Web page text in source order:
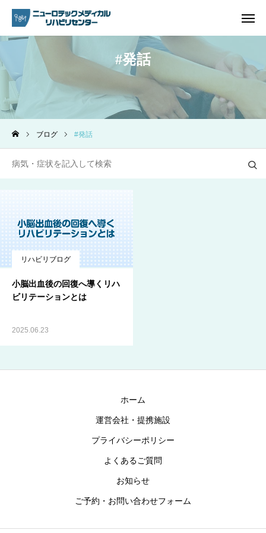
発話
ブログ 発話
リハビリブログ
小脳出血後の回復へ導くリハ
ビリテーションとは
2025.06.23
ホーム
運営会社・提携施設
プライバシーポリシー
よくあるご質問
お知らせ
ご予約・お問い合わせフォーム
電話問い合わせ
ホーム
リハビリ内容
よくあるご質問
ご予約
ブログ